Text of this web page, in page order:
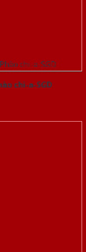
chi-a-SGD